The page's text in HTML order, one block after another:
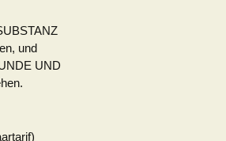
und
UND